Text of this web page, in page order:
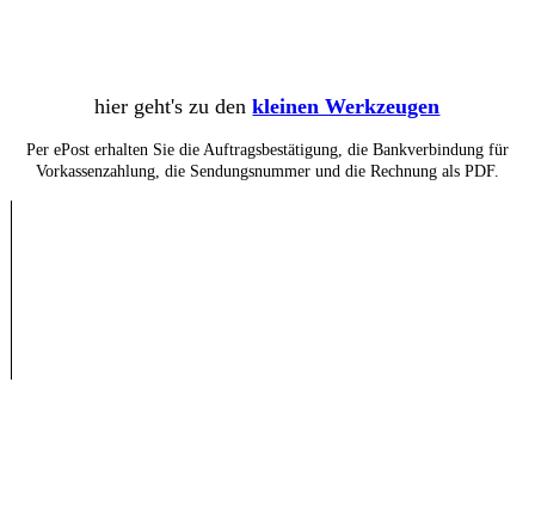
hier geht's zu denkleinen Werkzeugen
Per ePost erhalten Sie die Auftragsbestätigung, die Bankverbindung für
Vorkassenzahlung, die Sendungsnummer und die Rechnung als PDF.